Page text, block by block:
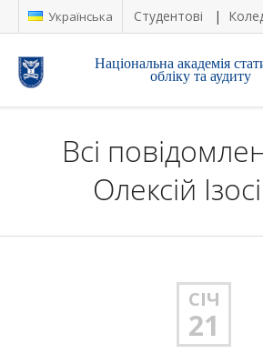
Українська Студентові
Національна академія
обліку та аудиту
Всі
Олексій
СІЧ
21